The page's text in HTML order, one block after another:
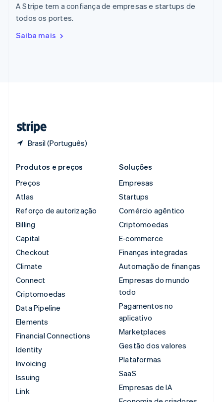
A Stripe tem a confiança de empresas e startups de
todos os portes.
Saiba mais
Brasil (Português)
República Tcheca
English
English
Produtos e preços
Preços
Atlas
Reforço de autorização
Billing
Capital
Checkout
Climate
Connect
Criptomoedas
Data Pipeline
Elements
Financial Connections
Identity
Invoicing
Issuing
Link
Soluções
Empresas
Startups
Comércio agêntico
Criptomoedas
E-commerce
Finanças integradas
Automação de finanças
Empresas do mundo
todo
Pagamentos no
aplicativo
Marketplaces
Gestão dos valores
Plataformas
SaaS
Empresas de IA